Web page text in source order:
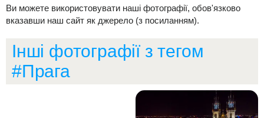
Ви можете використовувати наші фотографії, обов'язково
вказавши наш сайт як джерело (з посиланням).
Інші фотографії з тегом
#Прага